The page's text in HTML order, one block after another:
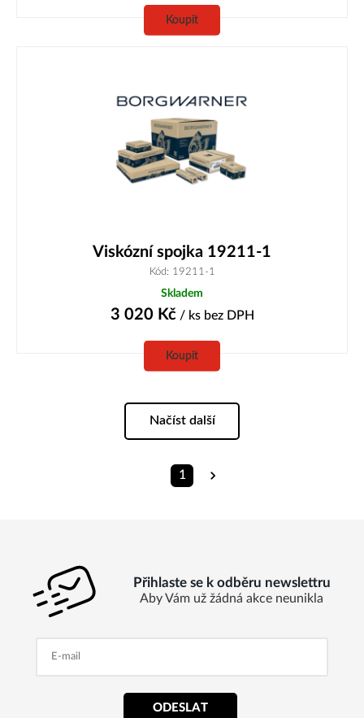
Koupit
Viskózní spojka 19211-1
Kód: 19211-1
Skladem
3 020 Kč/ ks bez DPH
Koupit
Načíst další
1
Přihlaste se k odběru newslettru
Aby Vám už žádná akce neunikla
ODESLAT